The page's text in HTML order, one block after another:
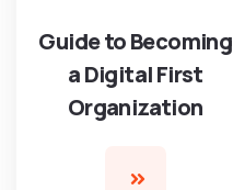
Guide to Becoming
a Digital First
Organization